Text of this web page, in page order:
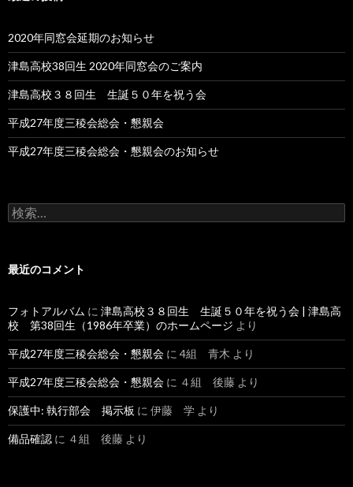
2020年同窓会延期のお知らせ
津島高校38回生 2020年同窓会のご案内
津島高校３８回生 生誕５０年を祝う会
平成27年度三稜会総会・懇親会
平成27年度三稜会総会・懇親会のお知らせ
検
索:
最近のコメント
フォトアルバム に 津島高校３８回生 生誕５０年を祝う会 | 津島高
校 第38回生（1986年卒業）のホームページ より
平成27年度三稜会総会・懇親会 に 4組 青木 より
平成27年度三稜会総会・懇親会 に ４組 後藤 より
保護中: 執行部会 掲示板 に 伊藤 学 より
備品確認 に ４組 後藤 より